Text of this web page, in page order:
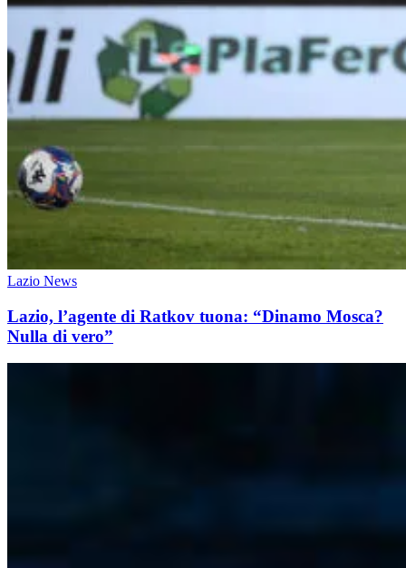
Lazio News
Lazio, l’agente di Ratkov tuona: “Dinamo Mosca?
Nulla di vero”